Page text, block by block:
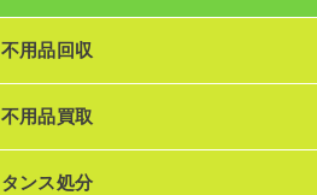
不用品回収
不用品買取
タンス処分